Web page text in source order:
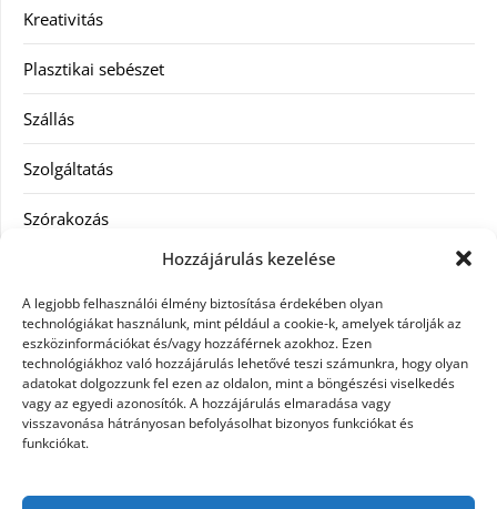
Hozzájárulás kezelése
A legjobb felhasználói élmény biztosítása érdekében olyan
technológiákat használunk, mint például a cookie-k, amelyek tárolják az
eszközinformációkat és/vagy hozzáférnek azokhoz. Ezen
technológiákhoz való hozzájárulás lehetővé teszi számunkra, hogy olyan
adatokat dolgozzunk fel ezen az oldalon, mint a böngészési viselkedés
vagy az egyedi azonosítók. A hozzájárulás elmaradása vagy
visszavonása hátrányosan befolyásolhat bizonyos funkciókat és
funkciókat.
Kreativitás
Plasztikai sebészet
Szállás
Szolgáltatás
Szórakozás
Vásárlás
Víztisztítás
Webáruház